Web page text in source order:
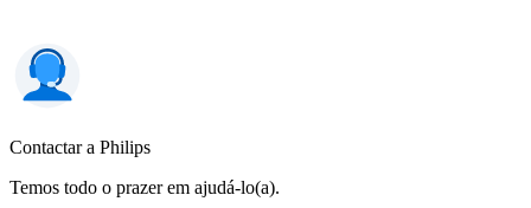
Contactar a Philips
Temos todo o prazer em ajudá-lo(a).